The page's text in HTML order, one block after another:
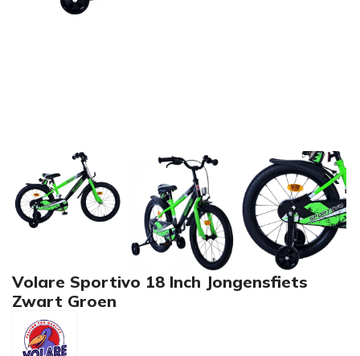
Volare Sportivo 18 Inch Jongensfiets
Zwart Groen